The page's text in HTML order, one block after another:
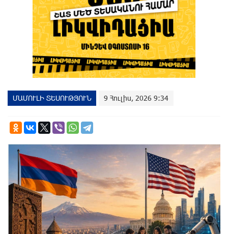
ՄԱՄՈՒԼԻ ՏԵՍՈՒԹՅՈՒՆ 9 Հուլիս, 2026 9:34